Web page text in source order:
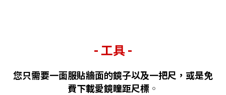
- 工具 -
您只需要一面服貼牆面的鏡子以及一把尺，或是免
費下載愛鏡瞳距尺標 。